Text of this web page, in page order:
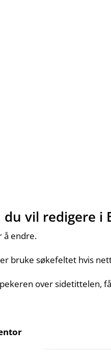
du vil redigere i
å endre.
bruke søkefeltet hvis
over sidetittelen,